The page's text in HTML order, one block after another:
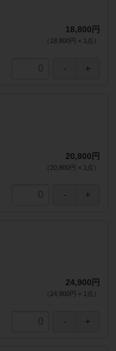
18,800円
（ 18,800円 × 1 点 ）
20,800円
（ 20,800円 × 1 点 ）
24,900円
（ 24,900円 × 1 点 ）